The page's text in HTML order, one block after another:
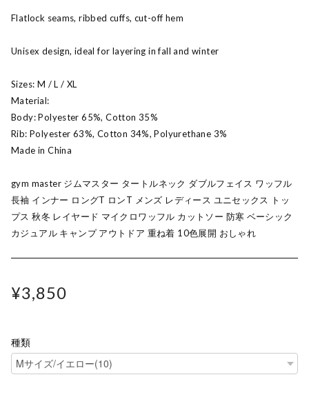
Flatlock seams, ribbed cuffs, cut-off hem
Unisex design, ideal for layering in fall and winter
Sizes: M / L / XL
Material:
Body: Polyester 65%, Cotton 35%
Rib: Polyester 63%, Cotton 34%, Polyurethane 3%
Made in China
gym master ジムマスター タートルネック ダブルフェイス ワッフル
長袖 インナー ロングT ロンT メンズ レディース ユニセックス トッ
プス 秋冬 レイヤード マイクロワッフル カットソー 防寒 ベーシック
カジュアル キャンプ アウトドア 重ね着 10色展開 おしゃれ
¥3,850
種類